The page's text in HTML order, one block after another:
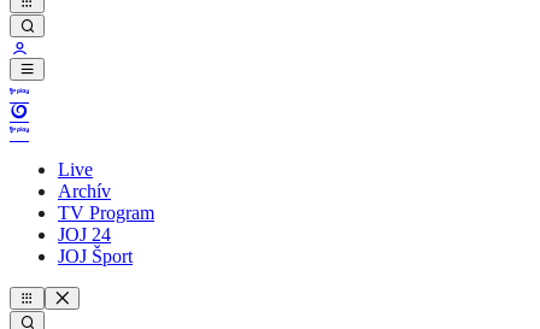
Live
Archív
TV Program
JOJ 24
JOJ Šport